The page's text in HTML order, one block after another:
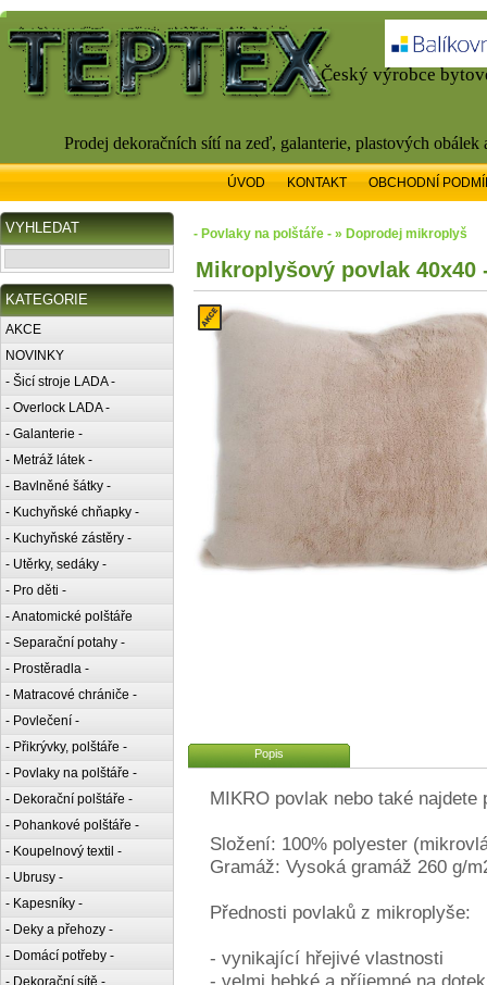
Český výrobce
Prodej dekoračních sítí na zeď, galanterie, plastových
ÚVOD KONTAKT OBCHODNÍ
VYHLEDAT
KATEGORIE
AKCE
NOVINKY
- Šicí stroje LADA -
- Overlock LADA -
- Galanterie -
- Metráž látek -
- Bavlněné šátky -
- Kuchyňské chňapky -
- Kuchyňské zástěry -
- Utěrky, sedáky -
- Pro děti -
- Anatomické polštáře
- Separační potahy -
- Prostěradla -
- Matracové chrániče -
- Povlečení -
- Přikrývky, polštáře -
- Povlaky na polštáře -
- Dekorační polštáře -
- Pohankové polštáře -
- Koupelnový textil -
- Ubrusy -
- Kapesníky -
- Deky a přehozy -
- Domácí potřeby -
- Dekorační sítě -
- Povlaky na polštáře - » Doprodej mikroplyš
Mikroplyšový povlak 40x40
Popis
MIKRO povlak nebo také
Složení: 100% polyester
Gramáž: Vysoká gramáž 260 g/
Přednosti povlaků z mikroplyše:
- vynikající hřejivé vlastnosti
- velmi hebké a příjemné na dotek